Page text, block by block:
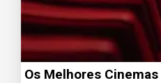
Os Melhores Cinemas